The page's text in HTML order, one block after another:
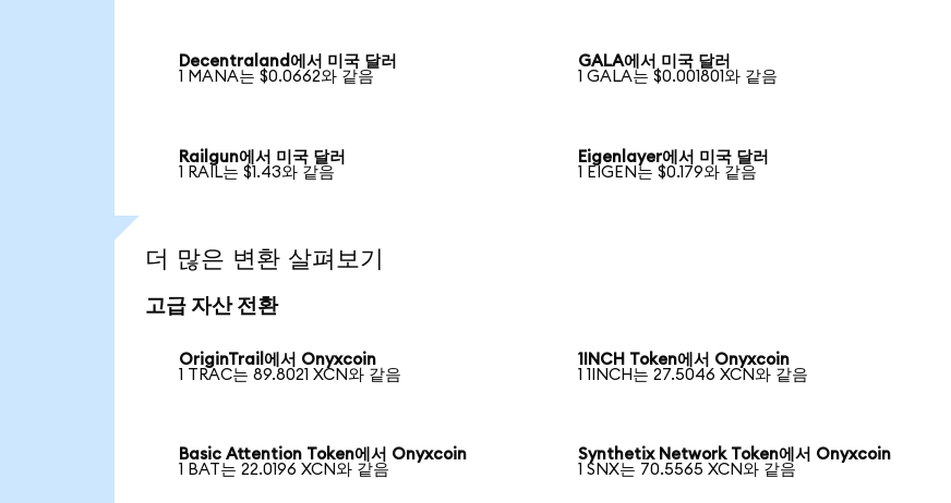
Decentraland에서 미국 달러
1 MANA는 $0.0662와 같음
GALA에서 미국 달러
1 GALA는 $0.001801와 같음
Railgun에서 미국 달러
1 RAIL는 $1.43와 같음
Eigenlayer에서 미국 달러
1 EIGEN는 $0.179와 같음
더 많은 변환 살펴보기
고급 자산 전환
OriginTrail에서 Onyxcoin
1 TRAC는 89.8021 XCN와 같음
1INCH Token에서 Onyxcoin
1 1INCH는 27.5046 XCN와 같음
Basic Attention Token에서 Onyxcoin
1 BAT는 22.0196 XCN와 같음
Synthetix Network Token에서 Onyxcoin
1 SNX는 70.5565 XCN와 같음